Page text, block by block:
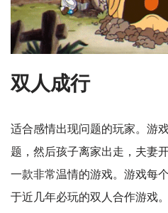
双人成行
适合感情出现问题的玩家。游
题，然后孩子离家出走，夫妻
一款非常温情的游戏。游戏每
于近几年必玩的双人合作游戏